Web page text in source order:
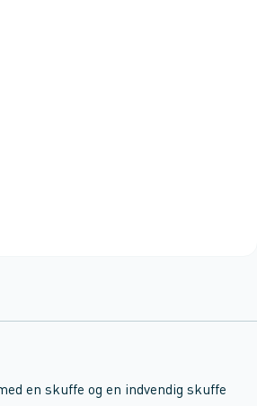
en skuffe og en indvendig skuffe